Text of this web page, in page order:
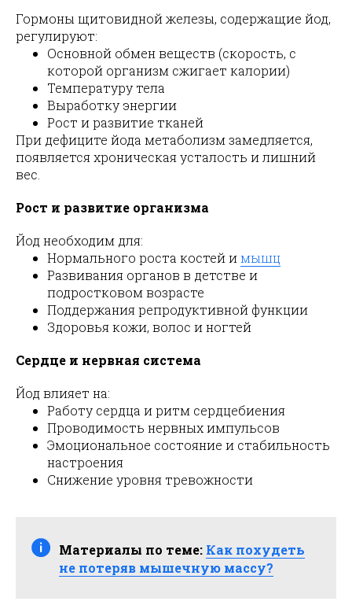
Гормоны щитовидной железы, содержащие йод,
регулируют:
Основной обмен веществ (скорость, с
которой организм сжигает калории)
Температуру тела
Выработку энергии
Рост и развитие тканей
При дефиците йода метаболизм замедляется,
появляется хроническая усталость и лишний
вес.
Рост и развитие организма
Йод необходим для:
Нормального роста костей имышц
Развивания органов в детстве и
подростковом возрасте
Поддержания репродуктивной функции
Здоровья кожи, волос и ногтей
Сердце и нервная система
Йод влияет на:
Работу сердца и ритм сердцебиения
Проводимость нервных импульсов
Эмоциональное состояние и стабильность
настроения
Снижение уровня тревожности
Материалы по теме: Как похудеть
не потеряв мышечную массу?